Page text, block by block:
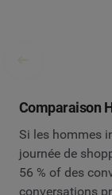
Comparaison
Si les hommes
journée de
56 % of des
conversations